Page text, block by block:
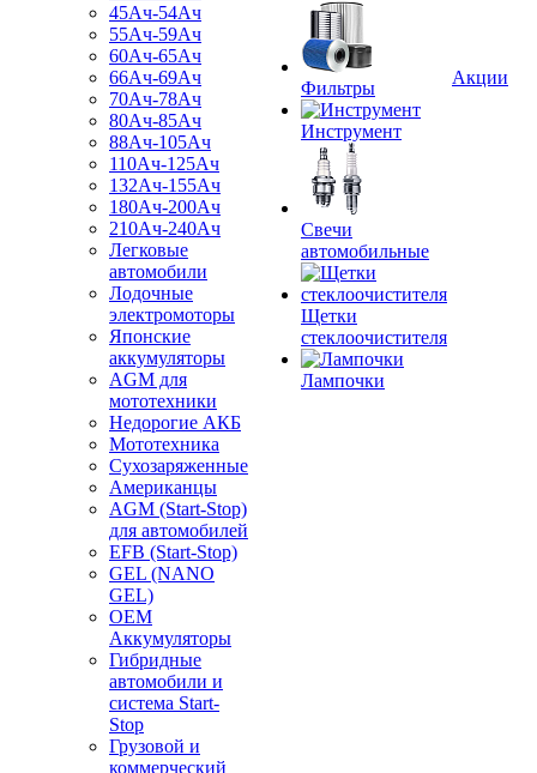
45Ач-54Ач
55Ач-59Ач
60Ач-65Ач
66Ач-69Ач
70Ач-78Ач
80Ач-85Ач
88Ач-105Ач
110Ач-125Ач
132Ач-155Ач
180Ач-200Ач
210Ач-240Ач
Легковые
автомобили
Лодочные
электромоторы
Японские
аккумуляторы
AGM для
мототехники
Недорогие АКБ
Мототехника
Сухозаряженные
Американцы
AGM (Start-Stop)
для автомобилей
EFB (Start-Stop)
GEL (NANO
GEL)
OEM
Аккумуляторы
Гибридные
автомобили и
система Start-
Stop
Грузовой и
коммерческий
Фильтры
Инструмент
Свечи
автомобильные
Щетки
стеклоочистителя
Лампочки
Акции